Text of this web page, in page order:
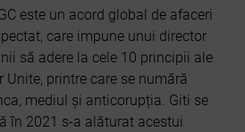
este un acord global de afaceri
care impune unui director
să adere la cele 10 principii ale
printre care se numără
mediul și anticorupția. Giti se
în 2021 s-a alăturat acestui